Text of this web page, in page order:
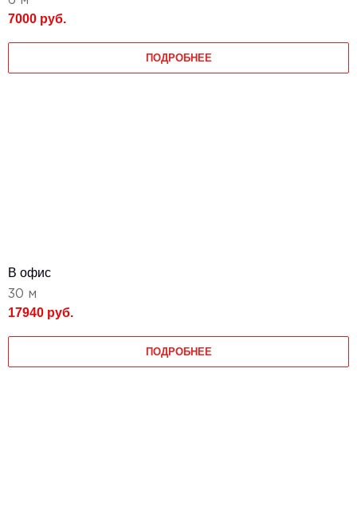
7000 руб.
ПОДРОБНЕЕ
В офис
30 м
17940 руб.
ПОДРОБНЕЕ